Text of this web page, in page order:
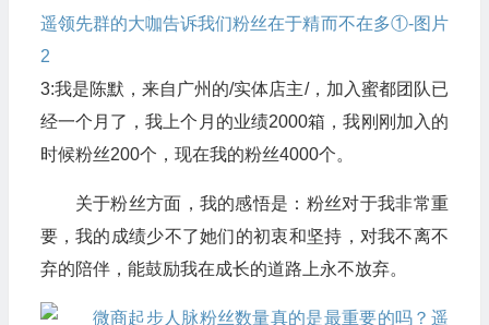
3:我是陈默，来自广州的/实体店主/，加入蜜都团队已
经一个月了，我上个月的业绩2000箱，我刚刚加入的
时候粉丝200个，现在我的粉丝4000个。
关于粉丝方面，我的感悟是：粉丝对于我非常重
要，我的成绩少不了她们的初衷和坚持，对我不离不
弃的陪伴，能鼓励我在成长的道路上永不放弃。